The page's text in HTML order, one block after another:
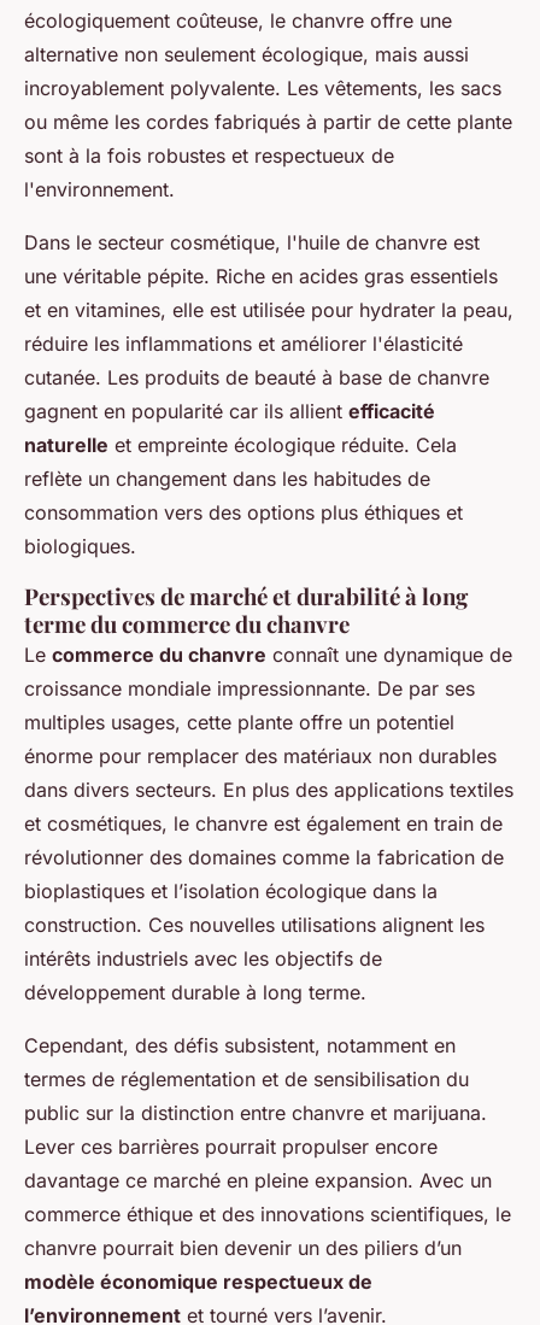
écologiquement coûteuse, le chanvre offre une
alternative non seulement écologique, mais aussi
incroyablement polyvalente. Les vêtements, les sacs
ou même les cordes fabriqués à partir de cette plante
sont à la fois robustes et respectueux de
l'environnement.
Dans le secteur cosmétique, l'huile de chanvre est
une véritable pépite. Riche en acides gras essentiels
et en vitamines, elle est utilisée pour hydrater la peau,
réduire les inflammations et améliorer l'élasticité
cutanée. Les produits de beauté à base de chanvre
gagnent en popularité car ils allient efficacité
naturelle et empreinte écologique réduite. Cela
reflète un changement dans les habitudes de
consommation vers des options plus éthiques et
biologiques.
Perspectives de marché et durabilité à long
terme du commerce du chanvre
Le commerce du chanvre connaît une dynamique de
croissance mondiale impressionnante. De par ses
multiples usages, cette plante offre un potentiel
énorme pour remplacer des matériaux non durables
dans divers secteurs. En plus des applications textiles
et cosmétiques, le chanvre est également en train de
révolutionner des domaines comme la fabrication de
bioplastiques et l’isolation écologique dans la
construction. Ces nouvelles utilisations alignent les
intérêts industriels avec les objectifs de
développement durable à long terme.
Cependant, des défis subsistent, notamment en
termes de réglementation et de sensibilisation du
public sur la distinction entre chanvre et marijuana.
Lever ces barrières pourrait propulser encore
davantage ce marché en pleine expansion. Avec un
commerce éthique et des innovations scientifiques, le
chanvre pourrait bien devenir un des piliers d’un
modèle économique respectueux de
l’environnement et tourné vers l’avenir.